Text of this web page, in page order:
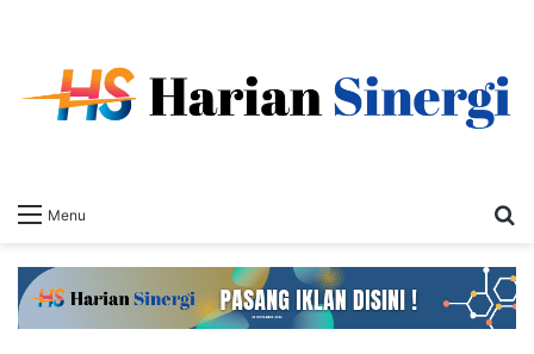
Menu